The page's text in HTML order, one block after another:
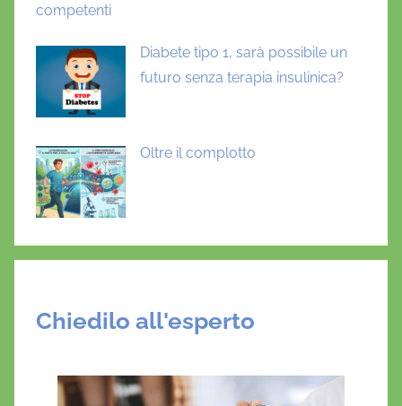
competenti
Diabete tipo 1, sarà possibile un
futuro senza terapia insulinica?
Oltre il complotto
Chiedilo all'esperto